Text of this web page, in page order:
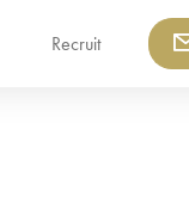
Recruit